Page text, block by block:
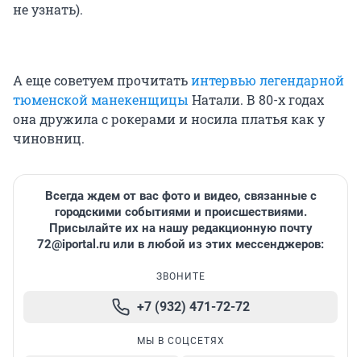
не узнать).
А еще советуем прочитатьинтервью легендарной
тюменской манекенщицы Натали. В 80-х годах
она дружила с рокерами и носила платья как у
чиновниц.
Всегда ждем от вас фото и видео, связанные с
городскими событиями и происшествиями.
Присылайте их на нашу редакционную почту
72@iportal.ru или в любой из этих мессенджеров:
ЗВОНИТЕ
+7 (932) 471-72-72
МЫ В СОЦСЕТЯХ